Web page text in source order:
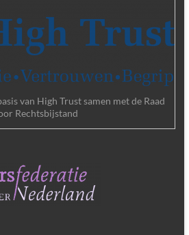
van High Trust samen met de Raad
Rechtsbijstand